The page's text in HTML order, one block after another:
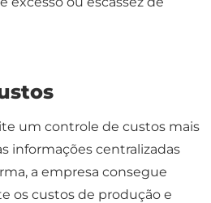
um controle de custos mais
informações centralizadas
a empresa consegue
os custos de produção e